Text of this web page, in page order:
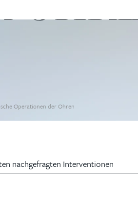
Operationen der Ohren
nachgefragten Interventionen